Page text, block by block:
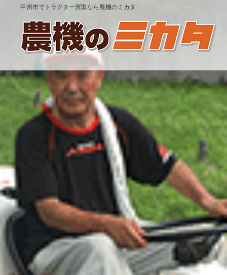
甲州市でトラクター買取なら農機のミカタ